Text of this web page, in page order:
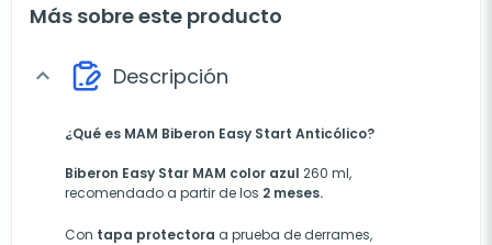
Más sobre este producto
expand_more Descripción
¿Qué es MAM Biberon Easy Start Anticólico?
Biberon Easy Star MAM color azul 260 ml,
recomendado a partir de los 2 meses.
Con tapa protectora a prueba de derrames,